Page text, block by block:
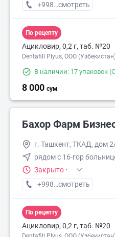
+998 (98) XXX-XX-XX
смотреть
По рецепту
Ацикловир, 0,2 г, таб. №20
Dentafill Plyus, ООО
В наличии: 17 упаковок
8 000 сум
Бахор Фарм
г. Ташкент, ТКАД, дом
рядом с 16-гор
Закрыто ·
+998 (94) XXX-XX-XX
смотреть
По рецепту
Ацикловир, 0,2 г, таб. №20